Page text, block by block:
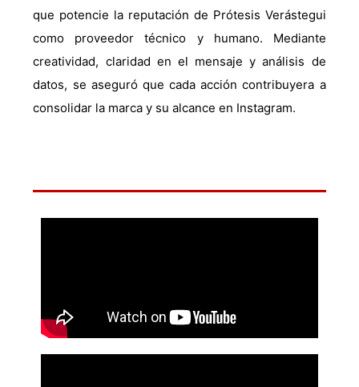
que potencie la reputación de Prótesis Verástegui
como proveedor técnico y humano. Mediante
creatividad, claridad en el mensaje y análisis de
datos, se aseguró que cada acción contribuyera a
consolidar la marca y su alcance en Instagram.